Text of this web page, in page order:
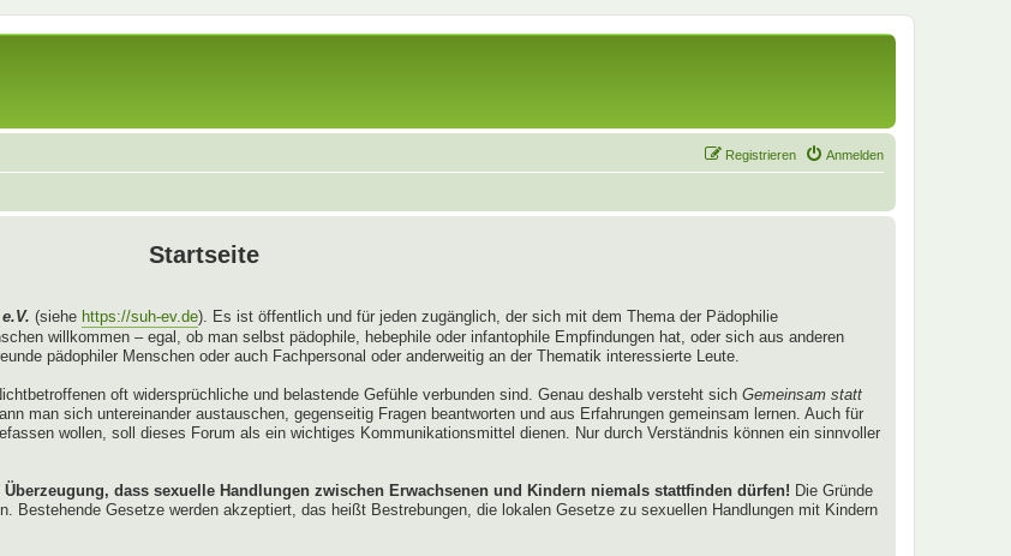
Anmelden
Registrieren
Startseite
(siehe https://suh-ev.de). Es ist öffentlich und für jeden zugänglich, der sich mit dem Thema der Pädophilie
willkommen – egal, ob man selbst pädophile, hebephile oder infantophile Empfindungen hat, oder sich aus anderen
pädophiler Menschen oder auch Fachpersonal oder anderweitig an der Thematik interessierte Leute.
oft widersprüchliche und belastende Gefühle verbunden sind. Genau deshalb versteht sich Gemeinsam statt
man sich untereinander austauschen, gegenseitig Fragen beantworten und aus Erfahrungen gemeinsam lernen. Auch für
wollen, soll dieses Forum als ein wichtiges Kommunikationsmittel dienen. Nur durch Verständnis können ein sinnvoller
Überzeugung, dass sexuelle Handlungen zwischen Erwachsenen und Kindern niemals stattfinden dürfen! Die Gründe
Bestehende Gesetze werden akzeptiert, das heißt Bestrebungen, die lokalen Gesetze zu sexuellen Handlungen mit Kindern